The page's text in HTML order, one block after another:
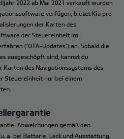
2022 ab Mai 2021 verkauft wurden
verfügen, bietet Kia pro
der Karten des
der Steuereinheit im
("OTA-Updates") an. Sobald die
ausgeschöpft sind, kannst du
Karten des Navigationssystems des
Steuereinheit nur bei einem
Abweichungen gemäß den
a. bei Batterie, Lack und Ausstattung.